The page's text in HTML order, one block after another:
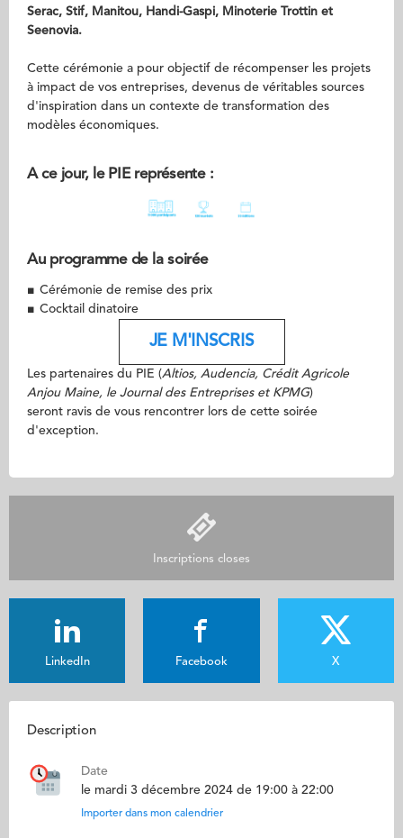
Serac, Stif, Manitou, Handi-Gaspi, Minoterie Trottin et
Seenovia.
Cette cérémonie a pour objectif de récompenser les projets
à impact de vos entreprises, devenus de véritables sources
d'inspiration dans un contexte de transformation des
modèles économiques.
A ce jour, le PIE représente :
Au programme de la soirée
■ Cérémonie de remise des prix
■ Cocktail dinatoire
JE M'INSCRIS
Les partenaires du PIE (Altios, Audencia, Crédit Agricole
Anjou Maine, le Journal des Entreprises et KPMG)
seront ravis de vous rencontrer lors de cette soirée
d'exception.
Inscriptions closes
LinkedIn Facebook X
Description
Date
le mardi 3 décembre 2024 de 19:00 à 22:00
Importer dans mon calendrier